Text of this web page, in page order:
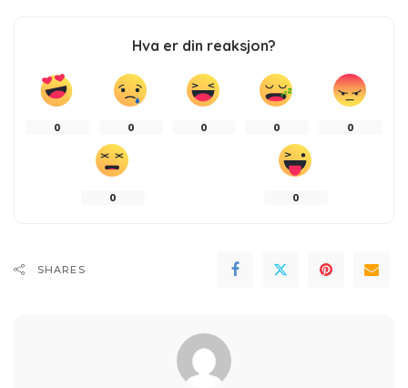
Hva er din reaksjon?
0 0 0 0 0
0 0
SHARES